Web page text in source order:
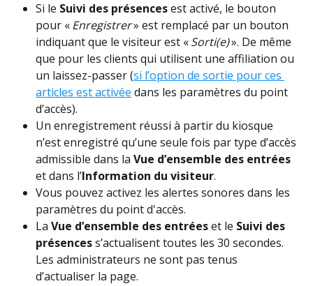
Si le Suivi des présences est activé, le bouton
pour « Enregistrer » est remplacé par un bouton
indiquant que le visiteur est « Sorti(e) ». De même
que pour les clients qui utilisent une affiliation ou
un laissez-passer (si l’option de sortie pour ces
articles est activée dans les paramètres du point
d’accès).
Un enregistrement réussi à partir du kiosque
n’est enregistré qu’une seule fois par type d’accès
admissible dans la Vue d’ensemble des entrées
et dans l’Information du visiteur.
Vous pouvez activez les alertes sonores dans les
paramètres du point d'accès.
La Vue d’ensemble des entrées et le Suivi des
présences s’actualisent toutes les 30 secondes.
Les administrateurs ne sont pas tenus
d’actualiser la page.